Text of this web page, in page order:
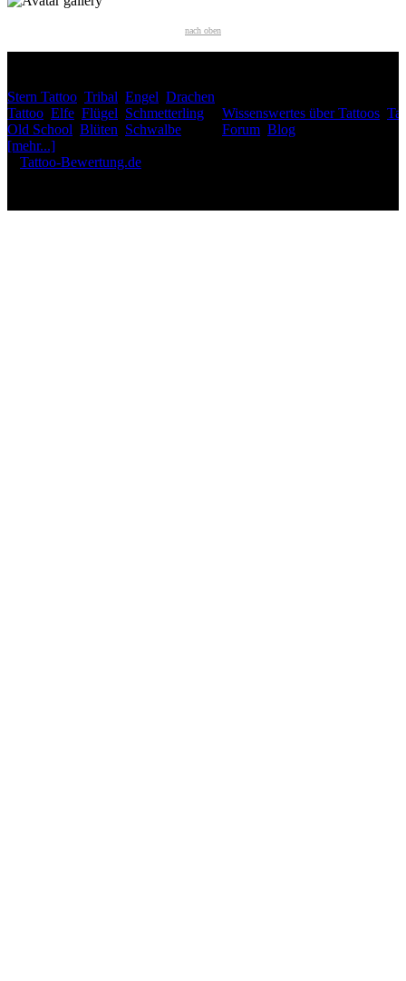
nach oben
Stern Tattoo Tribal Engel Drachen
Tattoo Elfe Flügel Schmetterling
Old School Blüten Schwalbe
[mehr...]
Wissenswertes über Tattoos
Forum Blog
Tattoo-Bewertung.de